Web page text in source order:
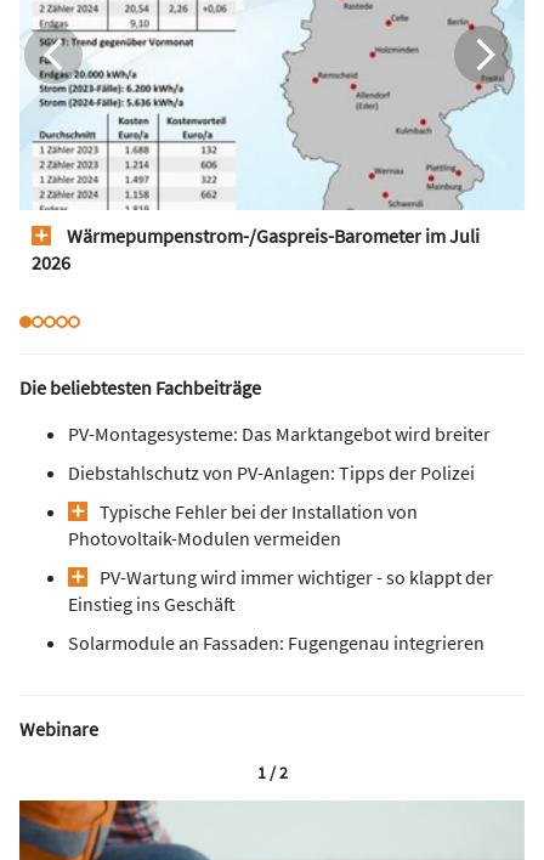
Wärmepumpen­strom-/Gas­preis­-Baro­meter im Juli
2026
Die beliebtesten Fachbeiträge
PV-Montagesysteme: Das Marktangebot wird breiter
Diebstahlschutz von PV-Anlagen: Tipps der Polizei
Typische Fehler bei der Installation von
Photovoltaik-Modulen vermeiden
PV-Wartung wird immer wichtiger - so klappt der
Einstieg ins Geschäft
Solarmodule an Fassaden: Fugengenau integrieren
Webinare
1 / 2